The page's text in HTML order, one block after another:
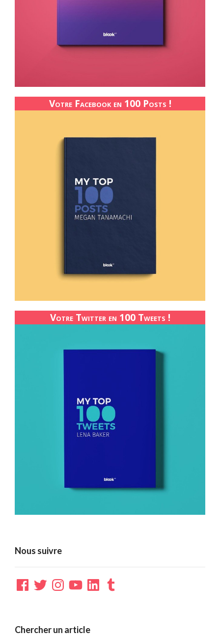
Votre Facebook en 100 Posts !
Votre Twitter en 100 Tweets !
Nous suivre
Facebook
TwitterInstagramYouTubeLinkedInTumblr
Chercher un article